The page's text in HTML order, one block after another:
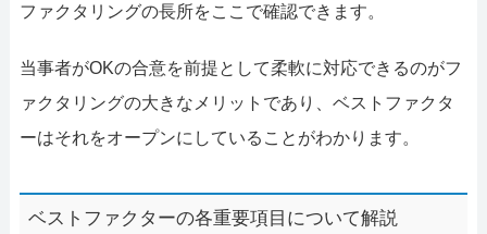
ファクタリングの長所をここで確認できます。
当事者がOKの合意を前提として柔軟に対応できるのがフ
ァクタリングの大きなメリットであり、ベストファクタ
ーはそれをオープンにしていることがわかります。
ベストファクターの各重要項目について解説